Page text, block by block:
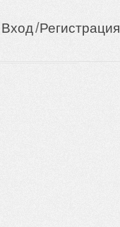
Вход/Регистрация